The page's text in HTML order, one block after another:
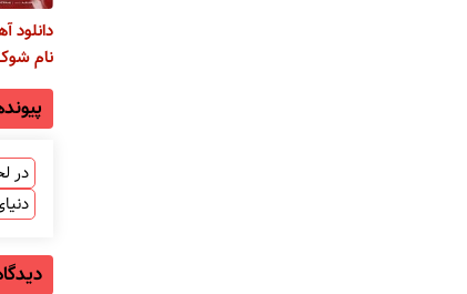
دانلود
نام
در